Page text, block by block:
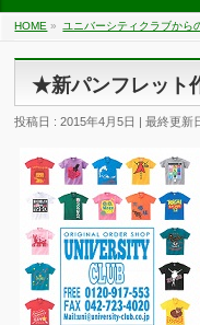
HOME » ユニバーシティクラブから
★新パンフレット
投稿日 : 2015年4月5日 最終更新